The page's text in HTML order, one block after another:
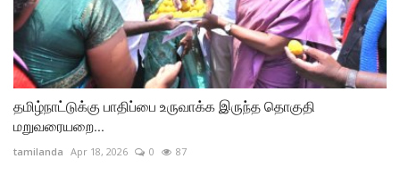
தமிழ்நாட்டுக்கு பாதிப்பை உருவாக்க இருந்த தொகுதி
மறுவரையறை...
tamilanda Apr 18, 2026 0 87